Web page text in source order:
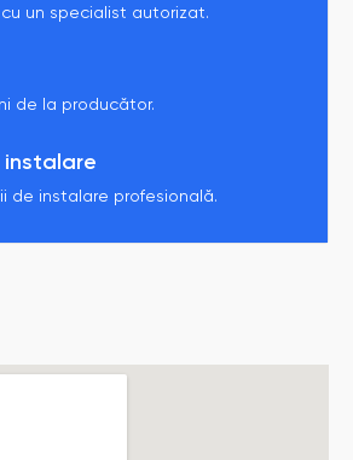
un specialist autorizat.
de la producător.
instalare
de instalare profesională.